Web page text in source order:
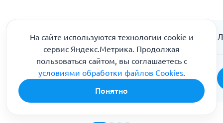
Консультация психиатра
Подробнее
На сайте используются технологии cookie и
сервис Яндекс.Метрика. Продолжая
пользоваться сайтом, вы соглашаетесь с
условиями обработки файлов Cookies.
Понятно